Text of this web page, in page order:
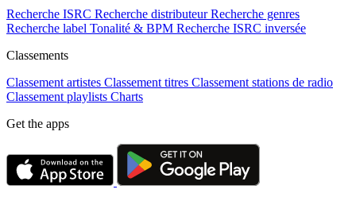
Recherche ISRC Recherche distributeur Recherche genres
Recherche label Tonalité & BPM Recherche ISRC inversée
Classements
Classement artistes Classement titres Classement stations de radio
Classement playlists Charts
Get the apps